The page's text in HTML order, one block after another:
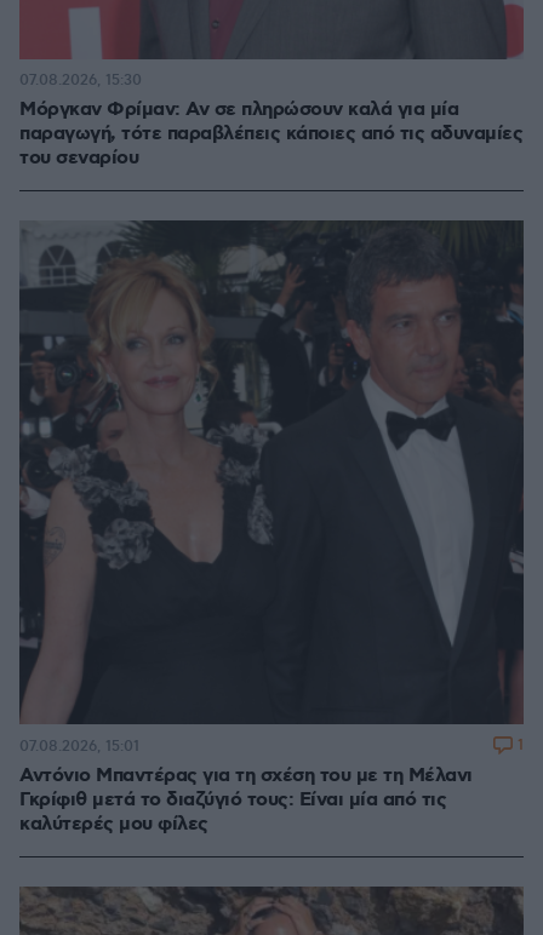
Μόργκαν Φρίμαν: Αν σε πληρώσουν καλά για μία
παραγωγή, τότε παραβλέπεις κάποιες από τις αδυναμίες
του σεναρίου
07.08.2026, 15:30
Αντόνιο Μπαντέρας για τη σχέση του με τη Μέλανι
Γκρίφιθ μετά το διαζύγιό τους: Είναι μία από τις
καλύτερές μου φίλες
07.08.2026, 15:01 1